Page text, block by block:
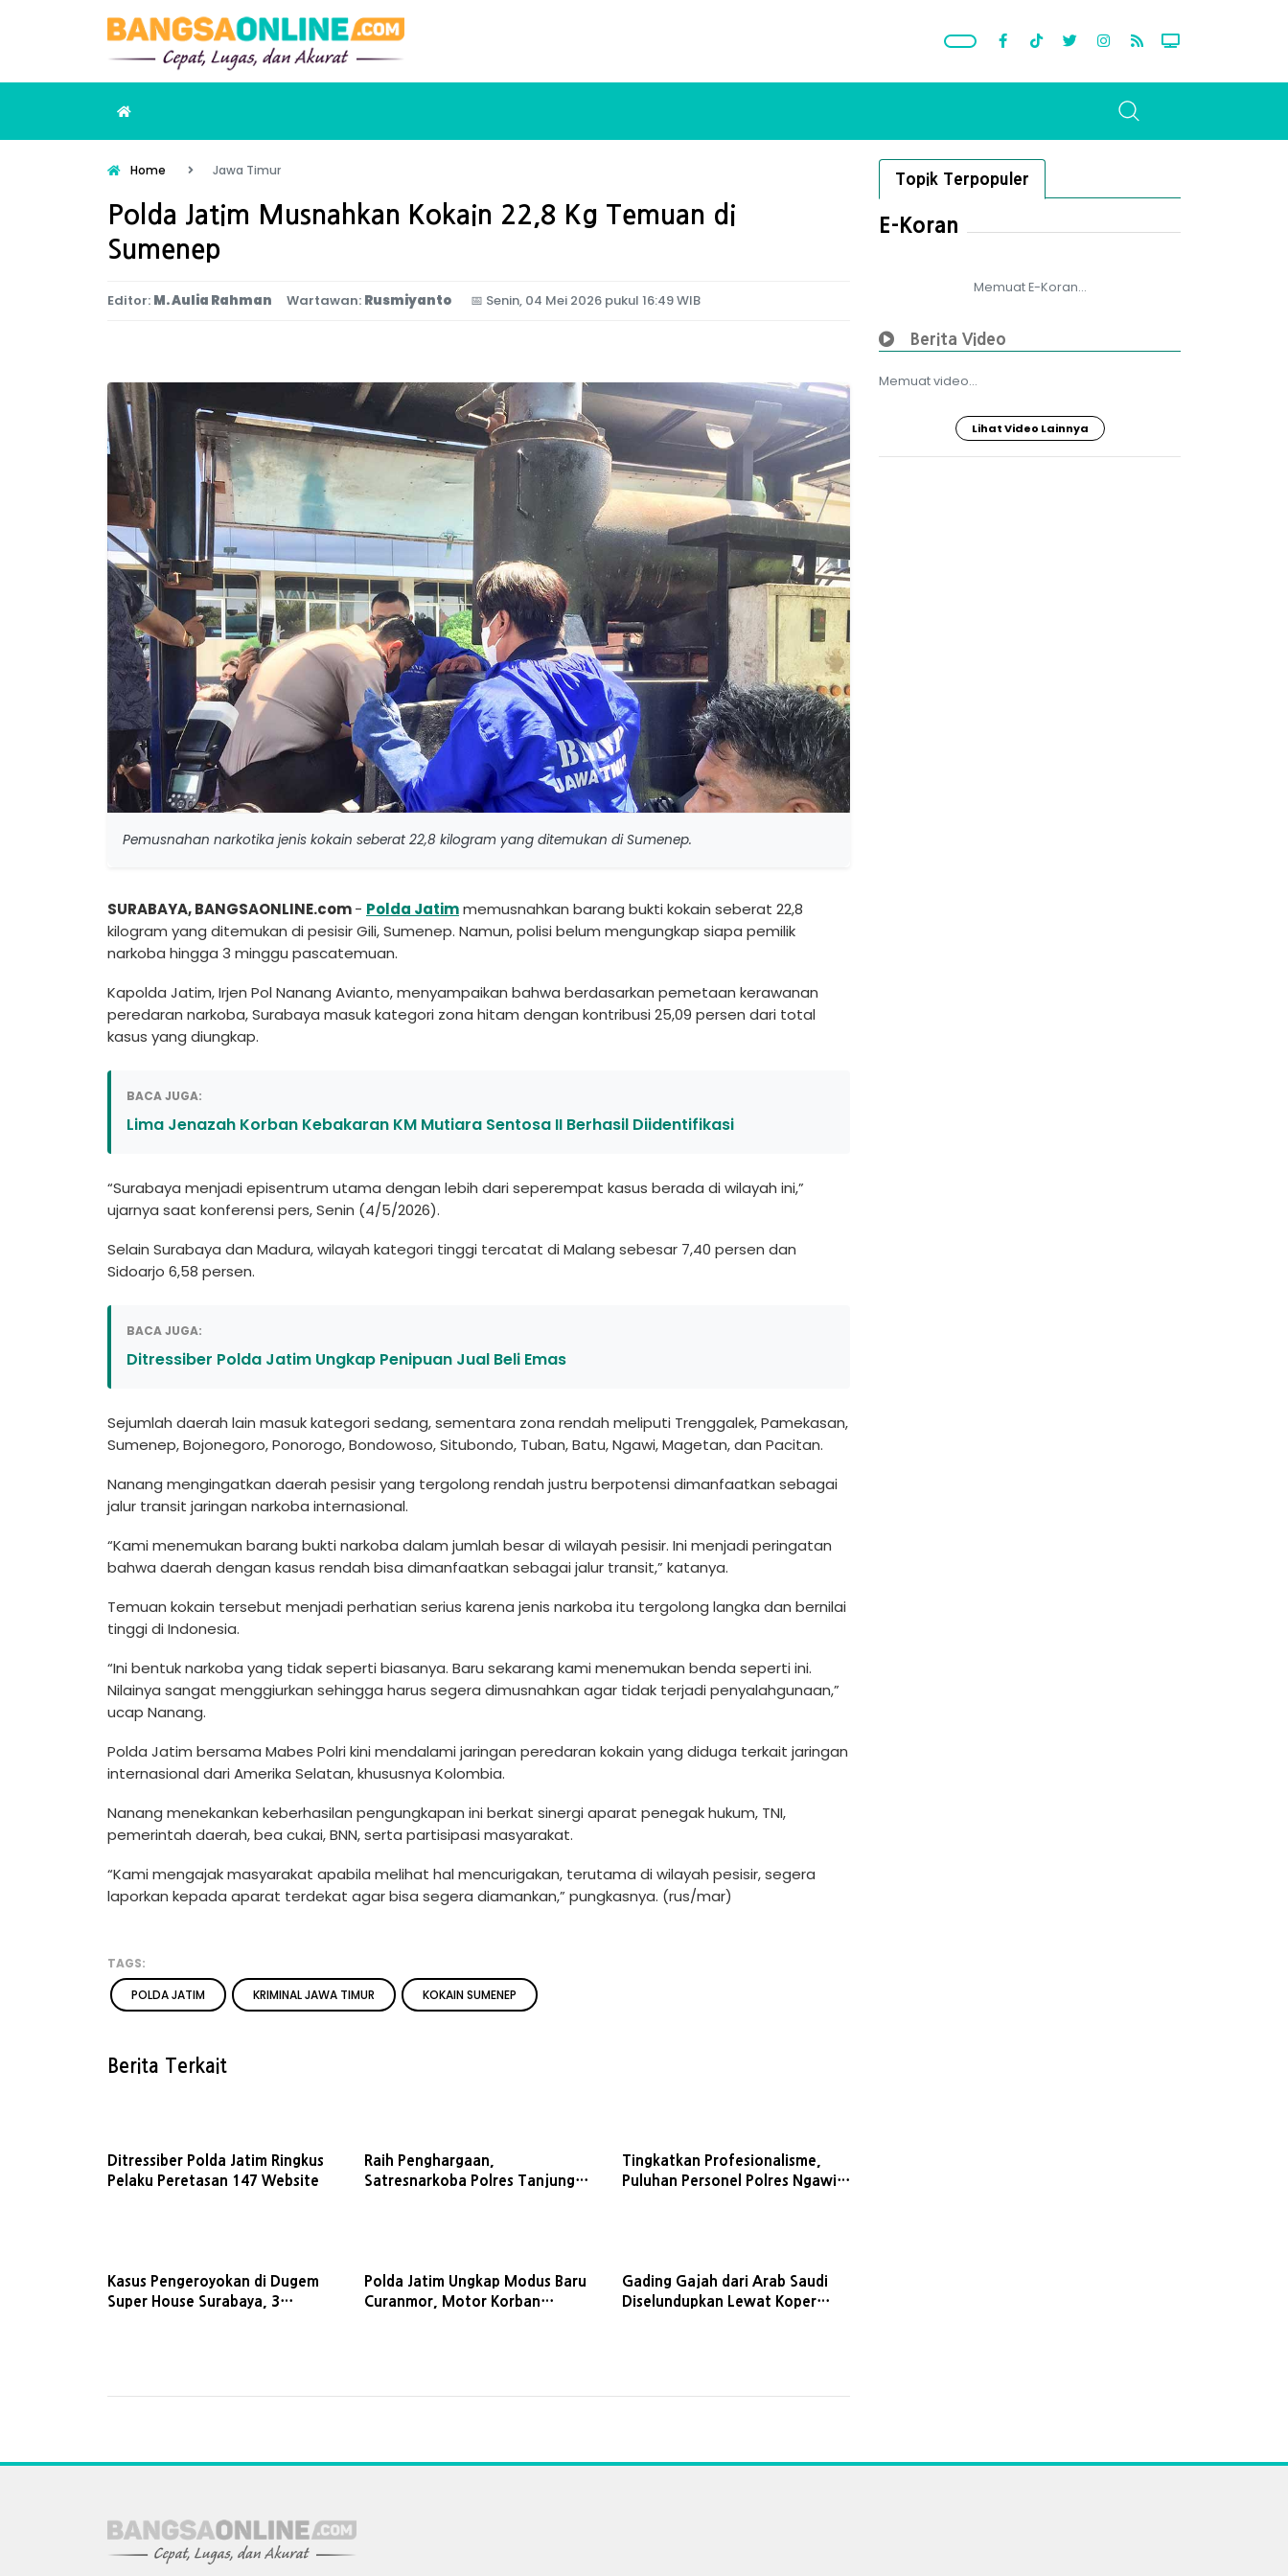
Home Jawa Timur
Polda Jatim Musnahkan Kokain 22,8 Kg Temuan di
Sumenep
Editor: M. Aulia Rahman Wartawan: Rusmiyanto 📅 Senin, 04 Mei 2026 pukul 16:49 WIB
Pemusnahan narkotika jenis kokain seberat 22,8 kilogram yang ditemukan di Sumenep.
SURABAYA, BANGSAONLINE.com- Polda Jatimmemusnahkan barang bukti kokain seberat 22,8
kilogram yang ditemukan di pesisir Gili, Sumenep. Namun, polisi belum mengungkap siapa pemilik
narkoba hingga 3 minggu pascatemuan.
Kapolda Jatim, Irjen Pol Nanang Avianto, menyampaikan bahwa berdasarkan pemetaan kerawanan
peredaran narkoba, Surabaya masuk kategori zona hitam dengan kontribusi 25,09 persen dari total
kasus yang diungkap.
BACA JUGA:
Lima Jenazah Korban Kebakaran KM Mutiara Sentosa II Berhasil Diidentifikasi
“Surabaya menjadi episentrum utama dengan lebih dari seperempat kasus berada di wilayah ini,”
ujarnya saat konferensi pers, Senin (4/5/2026).
Selain Surabaya dan Madura, wilayah kategori tinggi tercatat di Malang sebesar 7,40 persen dan
Sidoarjo 6,58 persen.
BACA JUGA:
Ditressiber Polda Jatim Ungkap Penipuan Jual Beli Emas
Sejumlah daerah lain masuk kategori sedang, sementara zona rendah meliputi Trenggalek, Pamekasan,
Sumenep, Bojonegoro, Ponorogo, Bondowoso, Situbondo, Tuban, Batu, Ngawi, Magetan, dan Pacitan.
Nanang mengingatkan daerah pesisir yang tergolong rendah justru berpotensi dimanfaatkan sebagai
jalur transit jaringan narkoba internasional.
“Kami menemukan barang bukti narkoba dalam jumlah besar di wilayah pesisir. Ini menjadi peringatan
bahwa daerah dengan kasus rendah bisa dimanfaatkan sebagai jalur transit,” katanya.
Temuan kokain tersebut menjadi perhatian serius karena jenis narkoba itu tergolong langka dan bernilai
tinggi di Indonesia.
“Ini bentuk narkoba yang tidak seperti biasanya. Baru sekarang kami menemukan benda seperti ini.
Nilainya sangat menggiurkan sehingga harus segera dimusnahkan agar tidak terjadi penyalahgunaan,”
ucap Nanang.
Polda Jatim bersama Mabes Polri kini mendalami jaringan peredaran kokain yang diduga terkait jaringan
internasional dari Amerika Selatan, khususnya Kolombia.
Nanang menekankan keberhasilan pengungkapan ini berkat sinergi aparat penegak hukum, TNI,
pemerintah daerah, bea cukai, BNN, serta partisipasi masyarakat.
“Kami mengajak masyarakat apabila melihat hal mencurigakan, terutama di wilayah pesisir, segera
laporkan kepada aparat terdekat agar bisa segera diamankan,” pungkasnya. (rus/mar)
TAGS:
POLDA JATIM
KRIMINAL JAWA TIMUR KOKAIN SUMENEP
Berita Terkait
Ditressiber Polda Jatim Ringkus
Pelaku Peretasan 147 Website
Raih Penghargaan,
Satresnarkoba Polres Tanjung
Tingkatkan Profesionalisme,
Puluhan Personel Polres Ngawi
Kasus Pengeroyokan di Dugem
Super House Surabaya, 3
Polda Jatim Ungkap Modus Baru
Curanmor, Motor Korban
Gading Gajah dari Arab Saudi
Diselundupkan Lewat Koper
Topik Terpopuler
E-Koran
Memuat E-Koran...
Berita Video
Memuat video...
Lihat Video Lainnya